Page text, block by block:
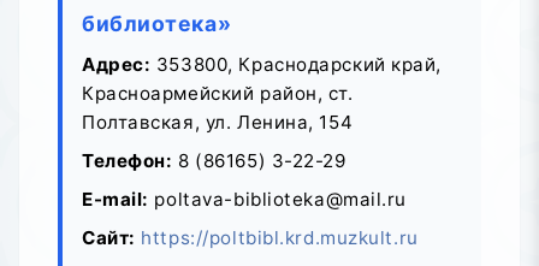
библиотека»
Адрес: 353800, Краснодарский край,
Красноармейский район, ст.
Полтавская, ул. Ленина, 154
Телефон: 8 (86165) 3-22-29
E-mail: poltava-biblioteka@mail.ru
Сайт: https://poltbibl.krd.muzkult.ru